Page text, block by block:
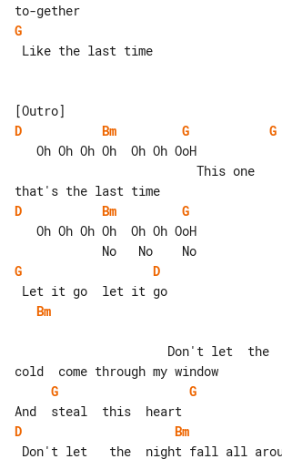
G
D
Bm G
G
D
Bm
G
G
D
Bm
G
G
D
Bm